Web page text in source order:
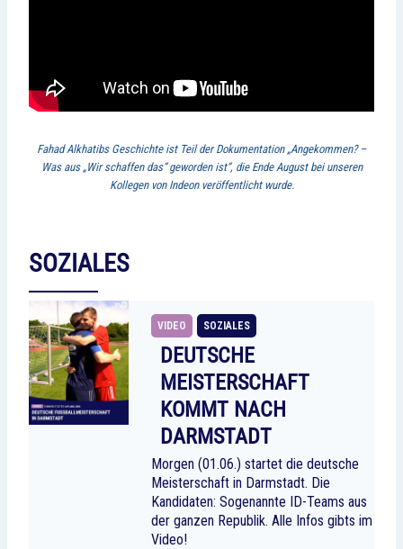
Fahad Alkhatibs Geschichte ist Teil der Dokumentation „Angekommen? –
Was aus „Wir schaffen das“ geworden ist“, die Ende August bei unseren
Kollegen von Indeon veröffentlicht wurde.
SOZIALES
VIDEO SOZIALES
DEUTSCHE
MEISTERSCHAFT
KOMMT NACH
DARMSTADT
Morgen (01.06.) startet die deutsche
Meisterschaft in Darmstadt. Die
Kandidaten: Sogenannte ID-Teams aus
der ganzen Republik. Alle Infos gibts im
Video!